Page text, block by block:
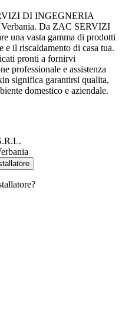
DI INGEGNERIA
Da ZAC SERVIZI
una vasta gamma di prodotti
il riscaldamento di casa tua.
pronti a fornirvi
professionale e assistenza
significa garantirsi qualita,
domestico e aziendale.